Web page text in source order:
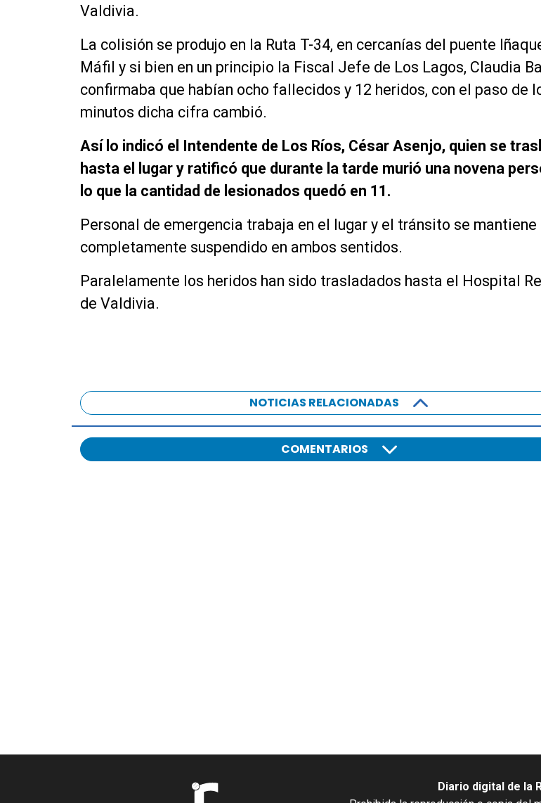
Valdivia.
La colisión se produjo en la Ruta T-34, en cercanías del puente
Máfil y si bien en un principio la Fiscal Jefe de Los Lagos, Claudia
confirmaba que habían ocho fallecidos y 12 heridos, con el paso de
minutos dicha cifra cambió.
Así lo indicó el Intendente de Los Ríos, César Asenjo, quien se
hasta el lugar y ratificó que durante la tarde murió una novena
lo que la cantidad de lesionados quedó en 11.
Personal de emergencia trabaja en el lugar y el tránsito se mantiene
completamente suspendido en ambos sentidos.
Paralelamente los heridos han sido trasladados hasta el Hospital
de Valdivia.
NOTICIAS RELACIONADAS
COMENTARIOS
Diario digital de la